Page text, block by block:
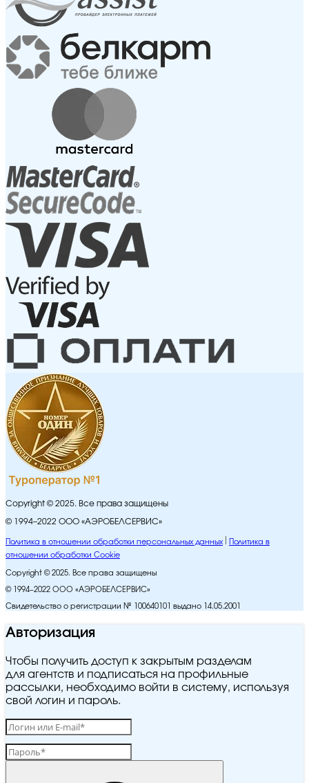
Copyright © 2025. Все права защищены
© 1994–2022 ООО «АЭРОБЕЛСЕРВИС»
Политика в отношении обработки персональных данных
Политика в
отношении обработки Cookie
Copyright © 2025. Все права защищены
© 1994–2022 ООО «АЭРОБЕЛСЕРВИС»
Свидетельство о регистрации № 100640101 выдано 14.05.2001
Авторизация
Чтобы получить доступ к закрытым разделам
для агентств и подписаться на профильные
рассылки, необходимо войти в систему, используя
свой логин и пароль.